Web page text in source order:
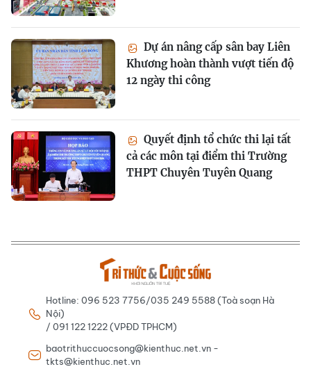
Dự án nâng cấp sân bay Liên
Khương hoàn thành vượt tiến độ
12 ngày thi công
Quyết định tổ chức thi lại tất
cả các môn tại điểm thi Trường
THPT Chuyên Tuyên Quang
Hotline: 096 523 7756/035 249 5588 (Toà soạn Hà
Nội)
/ 091 122 1222 (VPĐD TPHCM)
baotrithuccuocsong@kienthuc.net.vn -
tkts@kienthuc.net.vn